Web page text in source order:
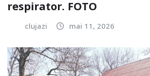
respirator. FOTO
clujazi mai 11, 2026